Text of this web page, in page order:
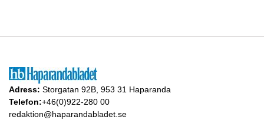
Adress: Storgatan 92B, 953 31 Haparanda
Telefon:+46(0)922-280 00
redaktion@haparandabladet.se